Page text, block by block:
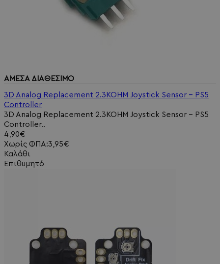
ΑΜΕΣΑ ΔΙΑΘΕΣΙΜΟ
3D Analog Replacement 2.3KOHM Joystick Sensor - PS5
Controller
3D Analog Replacement 2.3KOHM Joystick Sensor - PS5
Controller..
4,90€
Χωρίς ΦΠΑ:3,95€
Καλάθι
Επιθυμητό